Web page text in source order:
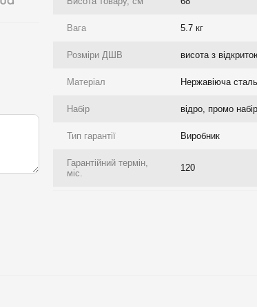
Вага 5.7 кг
Розміри ДШВ висота з
Матеріал Нержавіюча сталь
Набір відро, промо
Тип гарантії Виробник
Гарантійний термін,
міс.
120